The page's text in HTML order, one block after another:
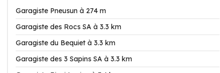
Garagiste Pneusun à 274 m
Garagiste des Rocs SA à 3.3 km
Garagiste du Bequiet à 3.3 km
Garagiste des 3 Sapins SA à 3.3 km